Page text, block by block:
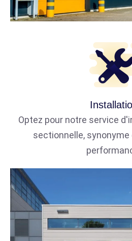
Optez pour notre service
sectionnelle, synonyme